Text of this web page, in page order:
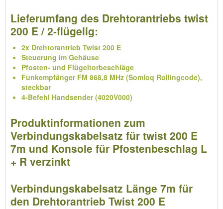
Lieferumfang des Drehtorantriebs twist
200 E / 2-flügelig:
2x Drehtorantrieb Twist 200 E
Steuerung im Gehäuse
Pfosten- und Flügeltorbeschläge
Funkempfänger FM 868,8 MHz (Somloq Rollingcode),
steckbar
4-Befehl Handsender (4020V000)
Produktinformationen zum
Verbindungskabelsatz für twist 200 E
7m und Konsole für Pfostenbeschlag L
+ R verzinkt
Verbindungskabelsatz Länge 7m für
den Drehtorantrieb Twist 200 E